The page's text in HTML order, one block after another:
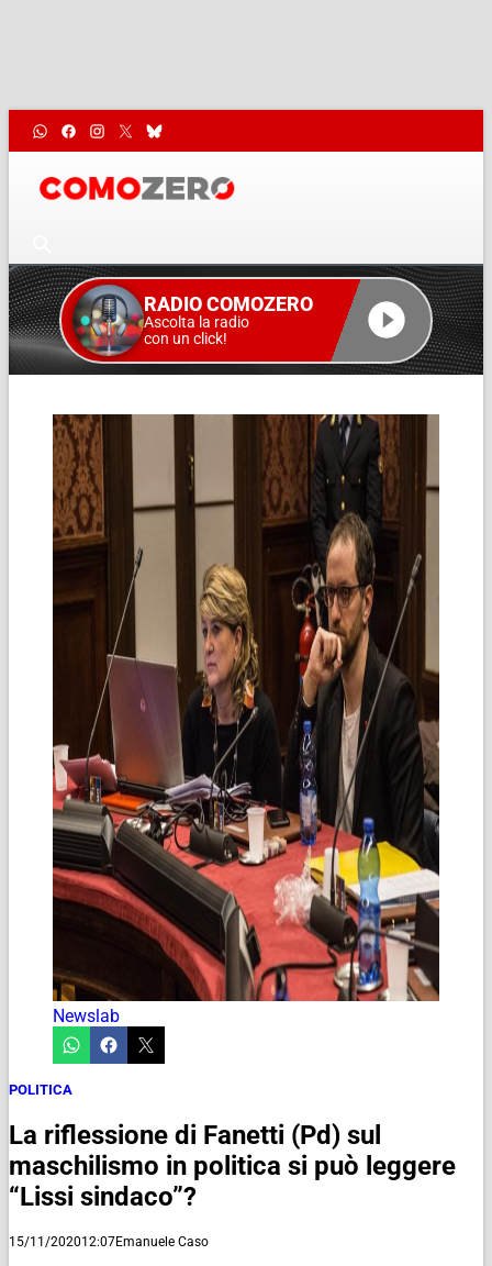
RADIO COMOZERO
Ascolta la radio
con un click!
Newslab
POLITICA
La riflessione di Fanetti (Pd) sul
maschilismo in politica si può leggere
“Lissi sindaco”?
15/11/202012:07Emanuele Caso